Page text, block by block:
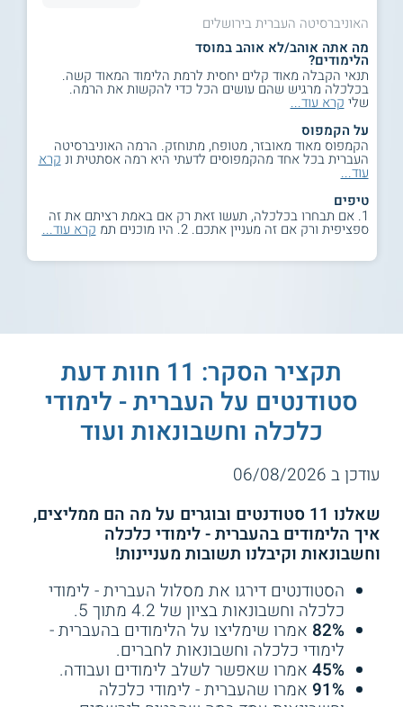
האוניברסיטה העברית בירושלים
מה אתה אוהב/לא אוהב במוסד
הלימודים?
תנאי הקבלה מאוד קלים יחסית לרמת הלימוד המאוד קשה.
בכלכלה מרגיש שהם עושים הכל כדי להקשות את הרמה.
שלי קרא עוד...
על הקמפוס
הקמפוס מאוד מאובזר, מטופח, מתוחזק. הרמה האוניברסיטה
העברית בכל אחד מהקמפוסים לדעתי היא רמה אסתטית ונ קרא
עוד...
טיפים
1. אם תבחרו בכלכלה, תעשו זאת רק אם באמת רציתם את זה
ספציפית ורק אם זה מעניין אתכם. 2. היו מוכנים תמ קרא עוד...
תקציר הסקר: 11 חוות דעת
סטודנטים על העברית - לימודי
כלכלה וחשבונאות ועוד
עודכן ב 06/08/2026
שאלנו 11 סטודנטים ובוגרים על מה הם ממליצים,
איך הלימודים בהעברית - לימודי כלכלה
וחשבונאות וקיבלנו תשובות מעניינות!
הסטודנטים דירגו את מסלול העברית - לימודי
כלכלה וחשבונאות בציון של 4.2 מתוך 5.
82% אמרו שימליצו על הלימודים בהעברית -
לימודי כלכלה וחשבונאות לחברים.
45% אמרו שאפשר לשלב לימודים ועבודה.
91% אמרו שהעברית - לימודי כלכלה